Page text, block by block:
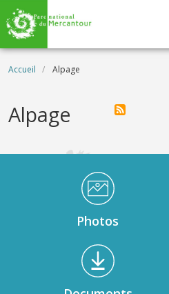
Aller au contenu principal
Fil d'Ariane
Accueil Alpage
Alpage
Médiathèque Footer
Photos